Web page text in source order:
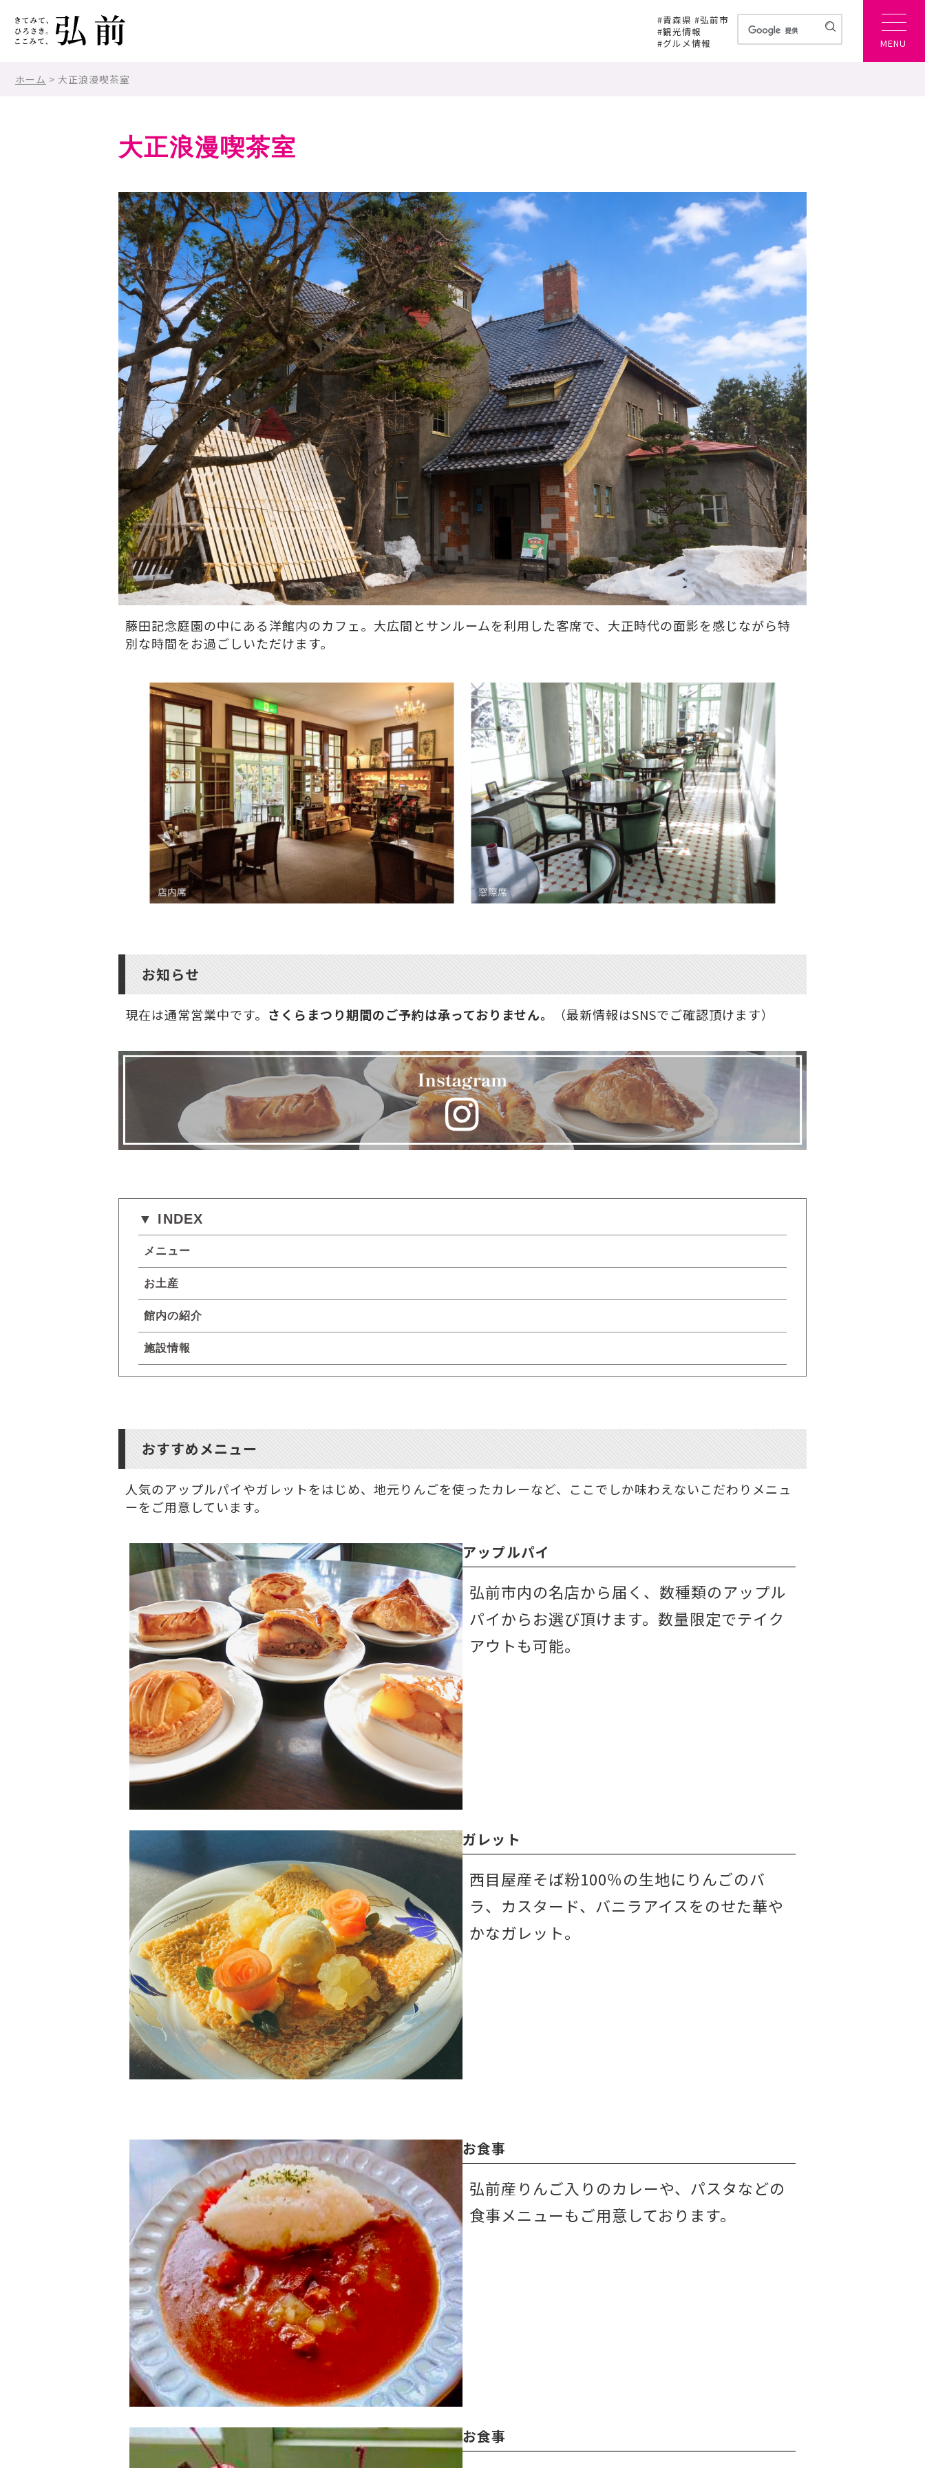
MENU
#青森県 #弘前市
#観光情報
#グルメ情報
ホーム > 大正浪漫喫茶室
大正浪漫喫茶室
藤田記念庭園の中にある洋館内のカフェ。大広間とサンルームを利用した客席で、大正時代の面影を感じながら特
別な時間をお過ごしいただけます。
お知らせ
現在は通常営業中です。 さくらまつり期間のご予約は承っておりません。 （最新情報はSNSでご確認頂けます）
▼ INDEX
メニュー
お土産
館内の紹介
施設情報
おすすめメニュー
人気のアップルパイやガレットをはじめ、地元りんごを使ったカレーなど、ここでしか味わえないこだわりメニュ
ーをご用意しています。
アップルパイ
弘前市内の名店から届く、数種類のアップル
パイからお選び頂けます。数量限定でテイク
アウトも可能。
ガレット
西目屋産そば粉100％の生地にりんごのバ
ラ、カスタード、バニラアイスをのせた華や
かなガレット。
お食事
弘前産りんご入りのカレーや、パスタなどの
食事メニューもご用意しております。
お食事